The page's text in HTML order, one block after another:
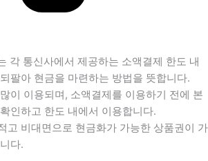
각 통신사에서 제공하는 소액결제 한도 내
팔아 현금을 마련하는 방법을 뜻합니다.
이 이용되며, 소액결제를 이용하기 전에 본
인하고 한도 내에서 이용합니다.
고 비대면으로 현금화가 가능한 상품권이 가
다.